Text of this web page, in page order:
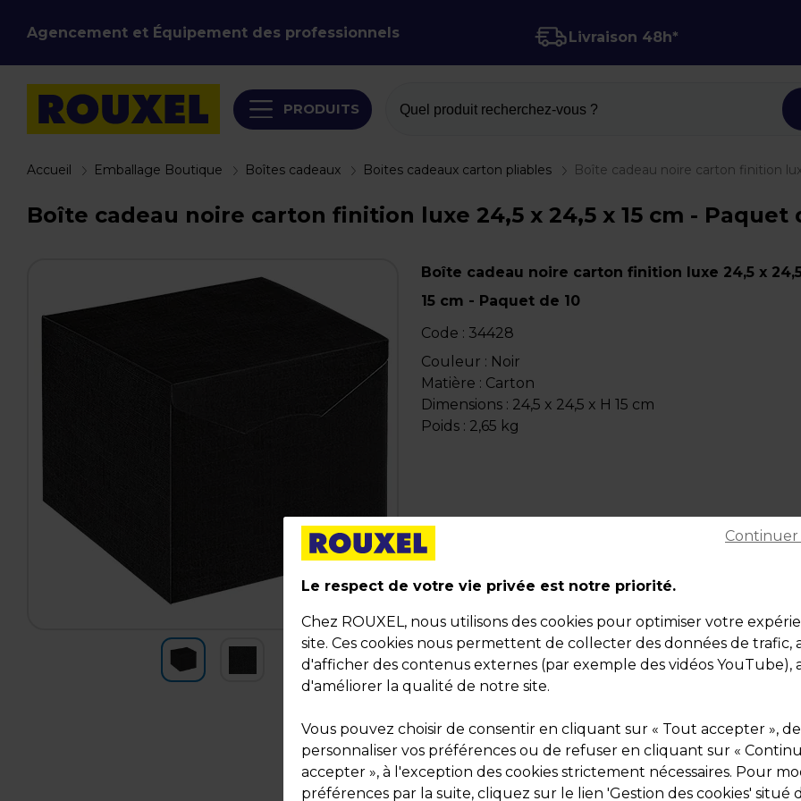
Agencement et Équipement des professionnels Livraison 48h*
PRODUITS Quel produit recherchez-vous ?
Accueil Emballage Boutique Boîtes cadeaux Boites cadeaux carton pliables Boîte cadeau noire carton finition
Boîte cadeau noire carton finition luxe 24,5 x 24,5 x 15 cm - Paquet
Boîte cadeau noire carton finition luxe 24,5 x
15 cm - Paquet de 10
Code : 34428
Couleur : Noir
Matière : Carton
Dimensions : 24,5 x 24,5 x H 15 cm
Poids : 2,65 kg
15 cm – Coffret luxe grand format pour
boutique et e-commerce
La boîte cadeau noire Seta nero 24,5 x 24,5 x 15 cm
Fabriquée en carton rigide finition textile noire, elle
sobriété et raffinement pour valoriser chaque
accessoires, produits gourmets, cosmétiques, objets
Le respect de votre vie privée est notre priorité.
Chez ROUXEL, nous utilisons des cookies pour optimiser votre
site. Ces cookies nous permettent de collecter des données de trafic,
d'afficher des contenus externes (par exemple des vidéos YouTube),
d'améliorer la qualité de notre site.
Vous pouvez choisir de consentir en cliquant sur « Tout accepter », de
personnaliser vos préférences ou de refuser en cliquant sur «
accepter », à l'exception des cookies strictement nécessaires. Pour
préférences par la suite, cliquez sur le lien 'Gestion des cookies' situé
Continuer